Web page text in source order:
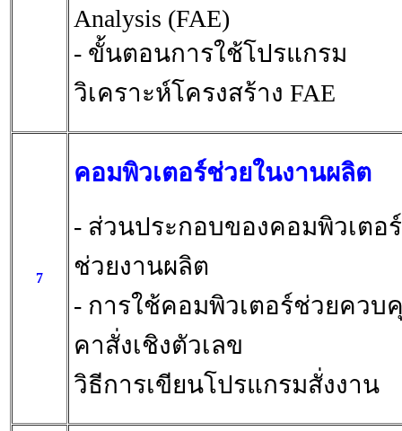
Analysis (FAE)
- ขั้นตอนการใช้โปรแกรม
วิเคราะห์โครงสร้าง FAE
7
คอมพิวเตอร์ช่วยในงานผลิต
- ส่วนประกอบของคอมพิวเตอร์
ช่วยงานผลิต
- การใช้คอมพิวเตอร์ช่วยควบ
คาสั่งเชิงตัวเลข
วิธีการเขียนโปรแกรมสั่งงาน